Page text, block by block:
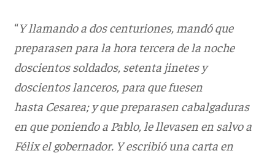
“Y llamando a dos centuriones, mandó que
preparasen para la hora tercera de la noche
doscientos soldados, setenta jinetes y
doscientos lanceros, para que fuesen
hasta Cesarea; y que preparasen cabalgaduras
en que poniendo a Pablo, le llevasen en salvo a
Félix el gobernador. Y escribió una carta en